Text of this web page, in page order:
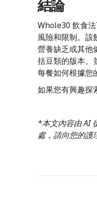
結論
Whole30 飲食
風險和限制。該
營養缺乏或其他
括豆類的版本。
每餐如何根據您
如果您有興趣探
*本文內容由 AI
處，請向您的護